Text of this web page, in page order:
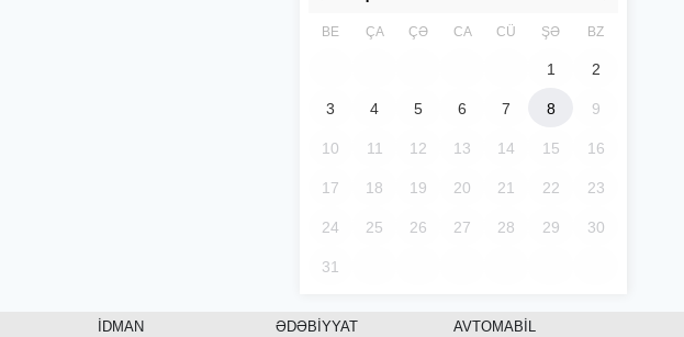
BE ÇA ÇƏ CA CÜ ŞƏ BZ
1 2
3 4 5 6 7 8 9
10 11 12 13 14 15 16
17 18 19 20 21 22 23
24 25 26 27 28 29 30
31
İDMAN ƏDƏBİYYAT AVTOMABİL